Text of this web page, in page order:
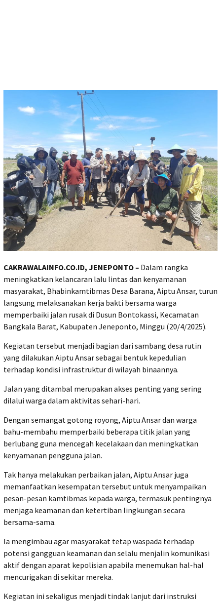
CAKRAWALAINFO.CO.ID, JENEPONTO – Dalam rangka
meningkatkan kelancaran lalu lintas dan kenyamanan
masyarakat, Bhabinkamtibmas Desa Barana, Aiptu Ansar, turun
langsung melaksanakan kerja bakti bersama warga
memperbaiki jalan rusak di Dusun Bontokassi, Kecamatan
Bangkala Barat, Kabupaten Jeneponto, Minggu (20/4/2025).
Kegiatan tersebut menjadi bagian dari sambang desa rutin
yang dilakukan Aiptu Ansar sebagai bentuk kepedulian
terhadap kondisi infrastruktur di wilayah binaannya.
Jalan yang ditambal merupakan akses penting yang sering
dilalui warga dalam aktivitas sehari-hari.
Dengan semangat gotong royong, Aiptu Ansar dan warga
bahu-membahu memperbaiki beberapa titik jalan yang
berlubang guna mencegah kecelakaan dan meningkatkan
kenyamanan pengguna jalan.
Tak hanya melakukan perbaikan jalan, Aiptu Ansar juga
memanfaatkan kesempatan tersebut untuk menyampaikan
pesan-pesan kamtibmas kepada warga, termasuk pentingnya
menjaga keamanan dan ketertiban lingkungan secara
bersama-sama.
Ia mengimbau agar masyarakat tetap waspada terhadap
potensi gangguan keamanan dan selalu menjalin komunikasi
aktif dengan aparat kepolisian apabila menemukan hal-hal
mencurigakan di sekitar mereka.
Kegiatan ini sekaligus menjadi tindak lanjut dari instruksi